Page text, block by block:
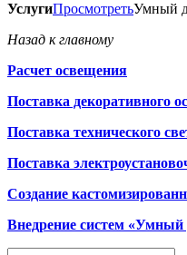
УслугиПросмотретьУмный
Назад к главному
Расчет освещения
Поставка декоративного
Поставка технического
Поставка
Создание
Внедрение систем «Умный